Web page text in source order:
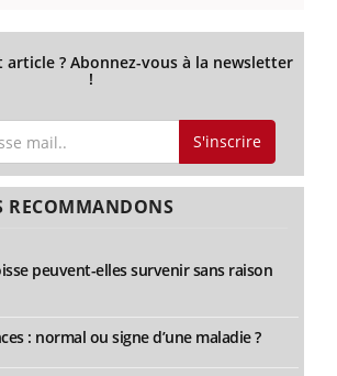
article ? Abonnez-vous à la newsletter
!
S'inscrire
RECOMMANDONS
peuvent-elles survenir sans raison
: normal ou signe d’une maladie ?